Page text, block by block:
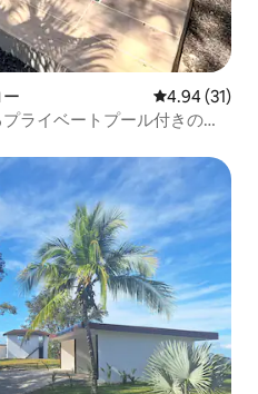
レビュー31
4.94 (31)
ライベートプール付きのバ